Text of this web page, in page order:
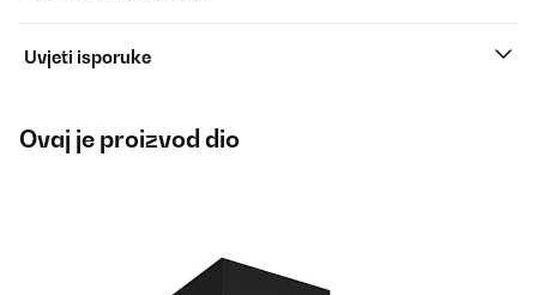
Uvjeti isporuke
Ovaj je proizvod dio